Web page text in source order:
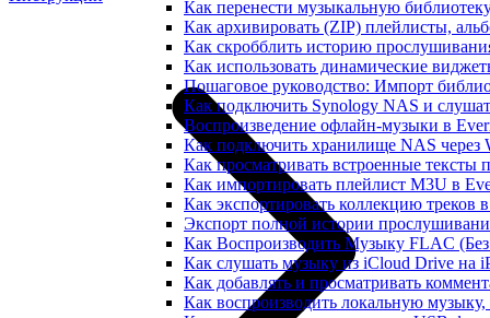
Как перенести музыкальную
Как архивировать (ZIP) плейлисты,
Как скробблить историю
Как использовать динамические
Пошаговое руководство: Импорт
Как подключить Synology NAS и
Воспроизведение офлайн-музыки в
Как подключить хранилище NAS через
Как просматривать встроенные
Как импортировать плейлист M3U в
Как экспортировать коллекцию
Экспорт полной истории
Как Воспроизводить Музыку FLAC
Как слушать музыку из iCloud Drive на
Как добавлять и просматривать
Как воспроизводить локальную